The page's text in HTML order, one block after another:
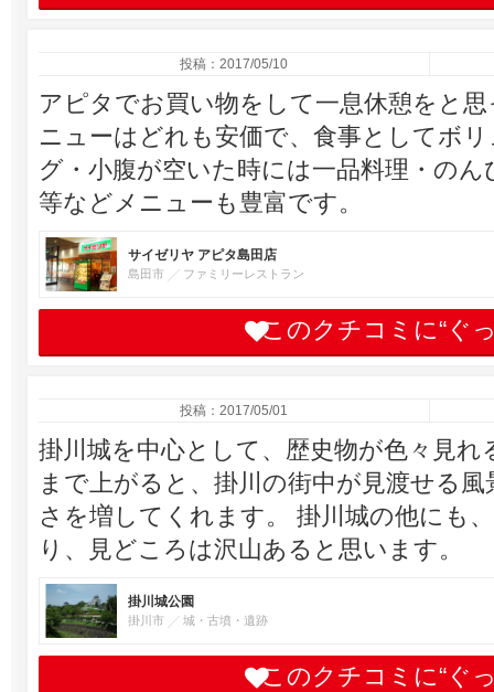
投稿：2017/05/10
アピタでお買い物をして一息休憩をと
ニューはどれも安価で、食事としてボ
グ・小腹が空いた時には一品料理・の
等などメニューも豊富です。
サイゼリヤ アピタ島田店
島田市 ファミリーレストラン
このクチコミに“ぐ
投稿：2017/05/01
掛川城を中心として、歴史物が色々見
まで上がると、掛川の街中が見渡せる
さを増してくれます。 掛川城の他にも
り、見どころは沢山あると思います。
掛川城公園
掛川市 城・古墳・遺跡
このクチコミに“ぐ